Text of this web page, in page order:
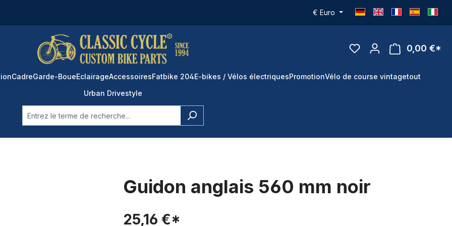
€ Euro
0,00 €*
CadreGarde-BoueEclairageAccessoiresFatbike 204E-bikes / Vélos électriquesPromotionVélo de course vintagetout
Urban Drivestyle
Guidon anglais 560 mm noir
25,16 €*